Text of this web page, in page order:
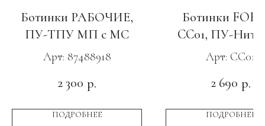
Ботинки РАБОЧИЕ,
ПУ-ТПУ МП с МС
Арт: 87488918
2 300 р.
ПОДРОБНЕЕ
Ботинки
CC01, ПУ-
МП и АС
Арт: CC01
2 690 р.
ПОДРОБНЕЕ